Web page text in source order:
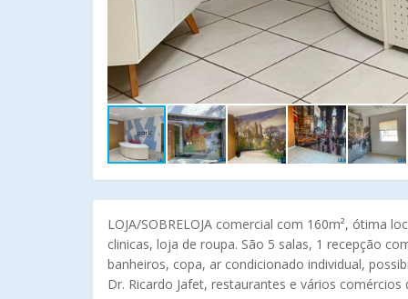
LOJA/SOBRELOJA comercial com 160m², ótima
clinicas, loja de roupa. São 5 salas, 1 recepção
banheiros, copa, ar condicionado individual,
Dr. Ricardo Jafet, restaurantes e vários